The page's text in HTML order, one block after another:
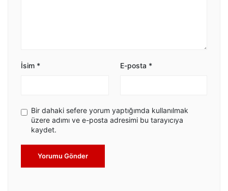
İsim * E-posta *
Bir dahaki sefere yorum yaptığımda kullanılmak
üzere adımı ve e-posta adresimi bu tarayıcıya
kaydet.
Yorumu Gönder